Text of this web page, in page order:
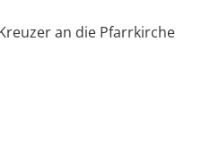
an die Pfarrkirche